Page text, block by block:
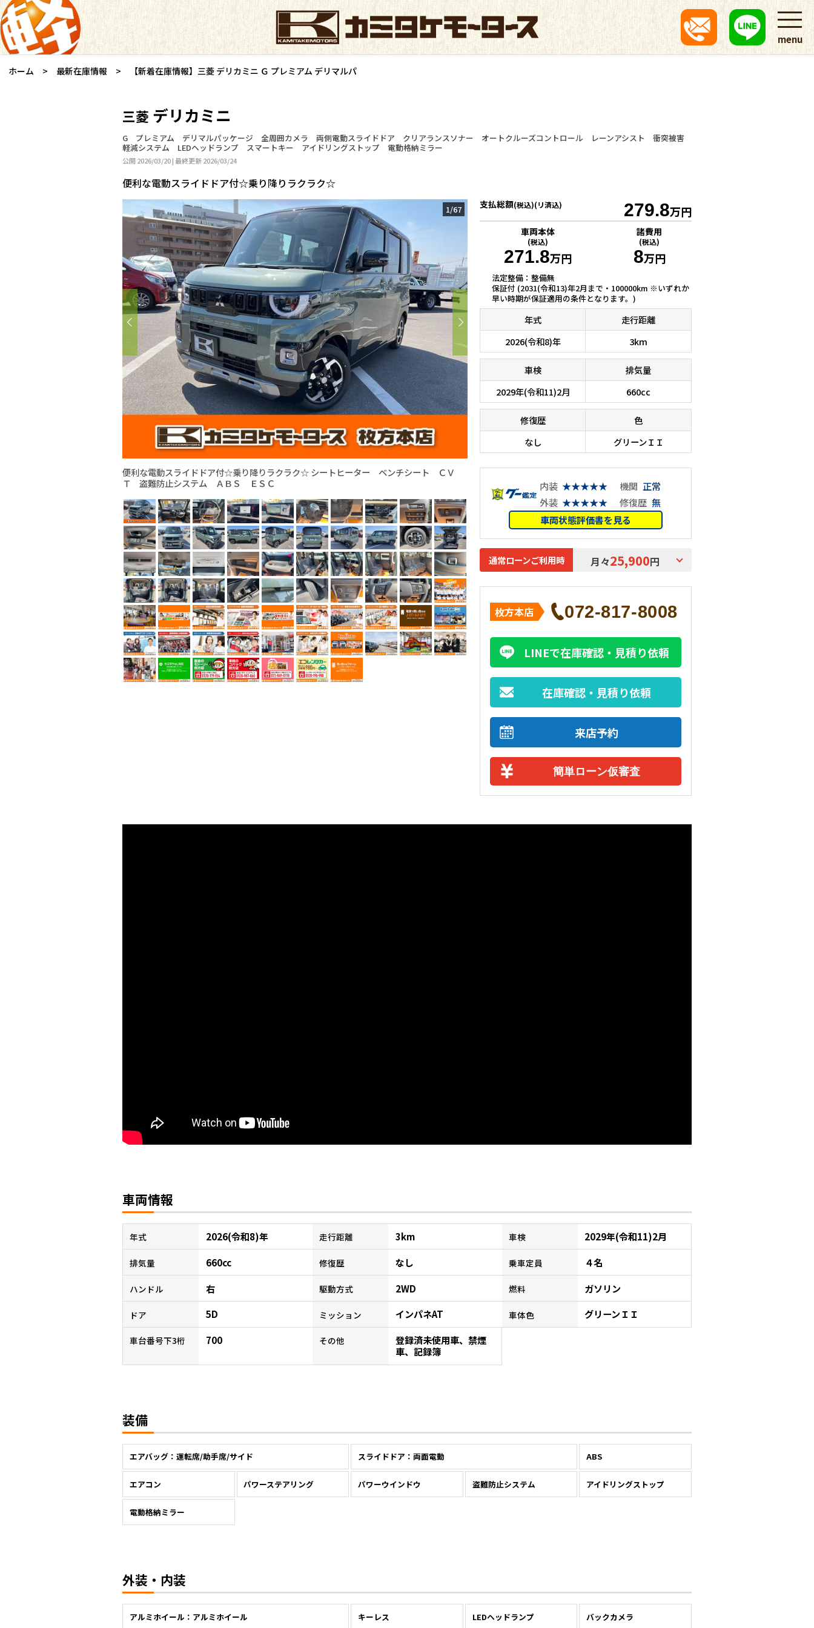
menu
ホーム 最新在庫情報 【新着在庫情報】三菱 デリカミニ Ｇ プレミアム デリマルパ
三菱 デリカミニ
G プレミアム デリマルパッケージ 全周囲カメラ 両側電動スライドドア クリアランスソナー オートクルーズコントロール レーンアシスト 衝突被害
軽減システム LEDヘッドランプ スマートキー アイドリングストップ 電動格納ミラー
公開 2026/03/20 | 最終更新 2026/03/24
便利な電動スライドドア付☆乗り降りラクラク☆
支払総額(税込)(リ済込) 279.8万円
車両本体
(税込)
271.8万円
諸費用
(税込)
8万円
法定整備：整備無
保証付 (2031(令和13)年2月まで・100000km ※いずれか
早い時期が保証適用の条件となります。)
便利な電動スライドドア付☆乗り降りラクラク☆ シートヒーター ベンチシート ＣＶ
Ｔ 盗難防止システム ＡＢＳ ＥＳＣ
1/67
年式
2026(令和8)年
走行距離
3km
車検
2029年(令和11)2月
排気量
660cc
修復歴
なし
色
グリーンＩＩ
内装 ★★★★★ 機関 正常
外装 ★★★★★ 修復歴 無
車両状態評価書を見る
通常ローンご利用時 月々25,900円
枚方本店 072-817-8008
LINEで在庫確認・見積り依頼
在庫確認・見積り依頼
来店予約
簡単ローン仮審査
車両情報
年式 2026(令和8)年 走行距離 3km 車検 2029年(令和11)2月
排気量 660cc 修復歴 なし 乗車定員 ４名
ハンドル 右 駆動方式 2WD 燃料 ガソリン
ドア 5D ミッション インパネAT 車体色 グリーンＩＩ
車台番号下3桁 700 その他
登録済未使用車、禁煙
車、記録簿
装備
エアバッグ：運転席/助手席/サイド スライドドア：両面電動 ABS
エアコン パワーステアリング パワーウインドウ 盗難防止システム アイドリングストップ
電動格納ミラー
外装・内装
アルミホイール：アルミホイール キーレス LEDヘッドランプ バックカメラ